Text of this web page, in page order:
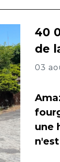
40
de
03
une